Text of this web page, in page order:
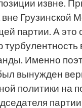
извне.
Грузинской
партии. А это
Именно
вынужден
политики на